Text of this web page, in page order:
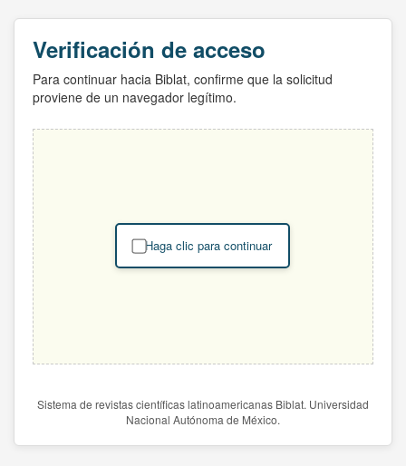
Verificación de acceso
Para continuar hacia Biblat, confirme que la solicitud
proviene de un navegador legítimo.
Haga clic para continuar
Sistema de revistas científicas latinoamericanas Biblat. Universidad
Nacional Autónoma de México.